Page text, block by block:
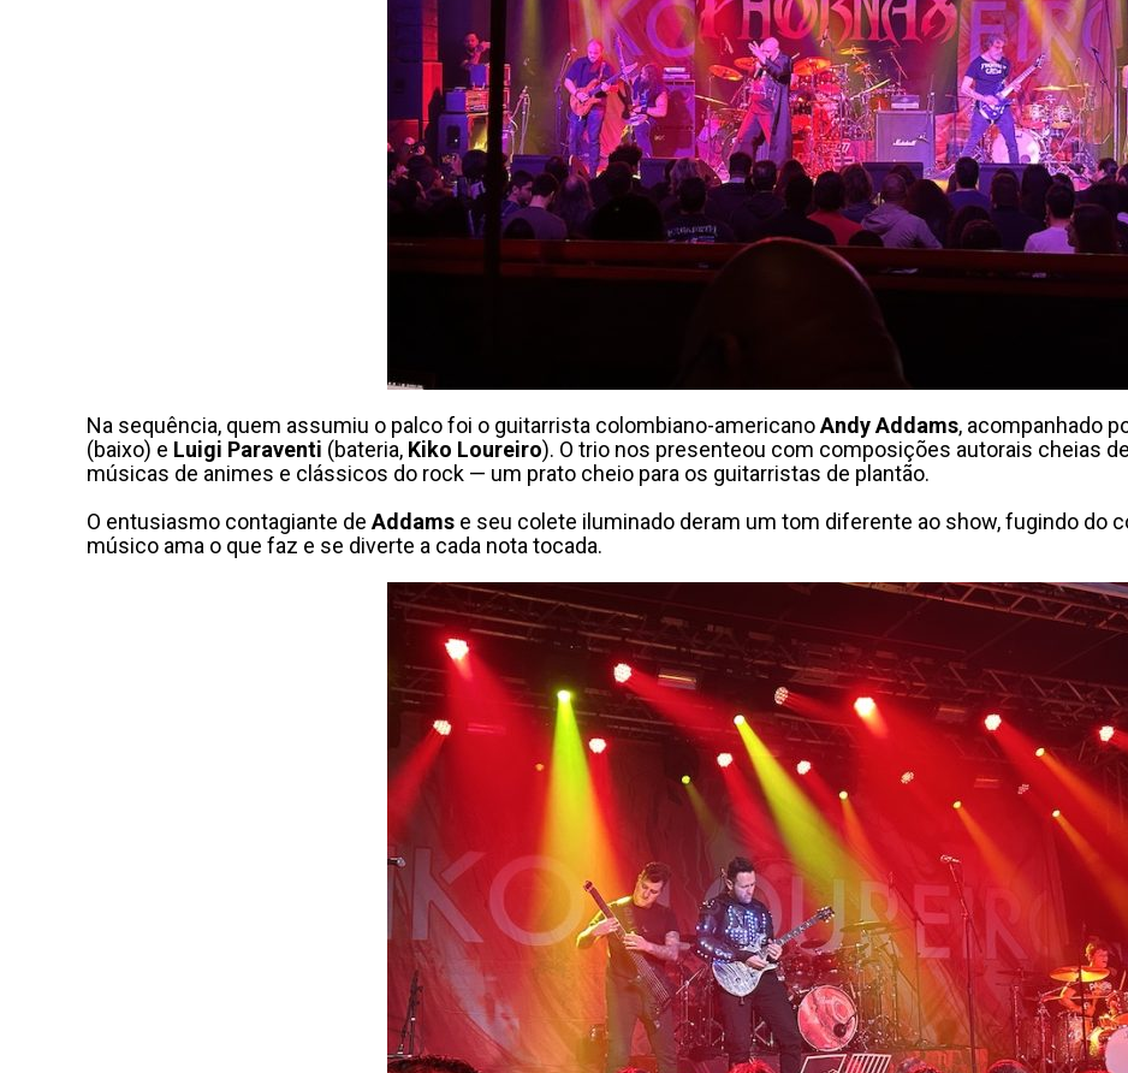
Na sequência, quem assumiu o palco foi o guitarrista colombiano-americanoAndy Addams, acompanhado
(baixo) e Luigi Paraventi (bateria, Kiko Loureiro). O trio nos presenteou com composições autorais cheias
músicas de animes e clássicos do rock — um prato cheio para os guitarristas de plantão.
O entusiasmo contagiante de Addams e seu colete iluminado deram um tom diferente ao show, fugindo do
músico ama o que faz e se diverte a cada nota tocada.